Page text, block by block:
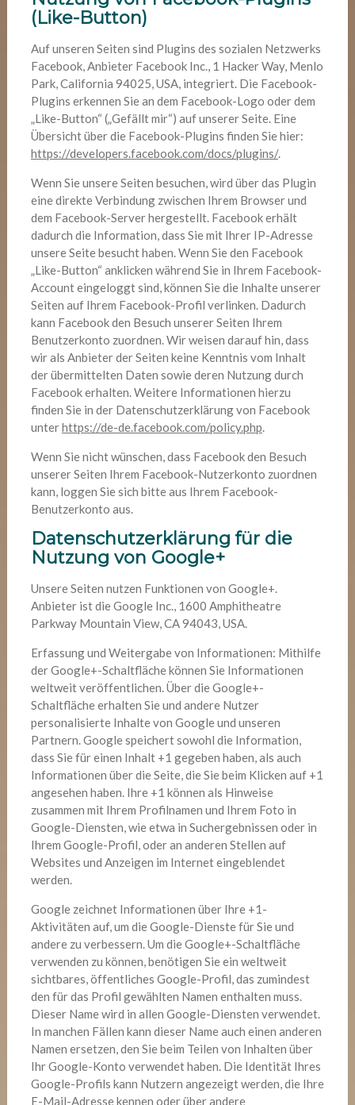
(Like-Button)
Auf unseren Seiten sind Plugins des sozialen Netzwerks
Facebook, Anbieter Facebook Inc., 1 Hacker Way, Menlo
Park, California 94025, USA, integriert. Die Facebook-
Plugins erkennen Sie an dem Facebook-Logo oder dem
„Like-Button“ („Gefällt mir“) auf unserer Seite. Eine
Übersicht über die Facebook-Plugins finden Sie hier:
https://developers.facebook.com/docs/plugins/.
Wenn Sie unsere Seiten besuchen, wird über das Plugin
eine direkte Verbindung zwischen Ihrem Browser und
dem Facebook-Server hergestellt. Facebook erhält
dadurch die Information, dass Sie mit Ihrer IP-Adresse
unsere Seite besucht haben. Wenn Sie den Facebook
„Like-Button“ anklicken während Sie in Ihrem Facebook-
Account eingeloggt sind, können Sie die Inhalte unserer
Seiten auf Ihrem Facebook-Profil verlinken. Dadurch
kann Facebook den Besuch unserer Seiten Ihrem
Benutzerkonto zuordnen. Wir weisen darauf hin, dass
wir als Anbieter der Seiten keine Kenntnis vom Inhalt
der übermittelten Daten sowie deren Nutzung durch
Facebook erhalten. Weitere Informationen hierzu
finden Sie in der Datenschutzerklärung von Facebook
unterhttps://de-de.facebook.com/policy.php
Wenn Sie nicht wünschen, dass Facebook den Besuch
unserer Seiten Ihrem Facebook-Nutzerkonto zuordnen
kann, loggen Sie sich bitte aus Ihrem Facebook-
Benutzerkonto aus.
Datenschutzerklärung für die
Nutzung von Google+
Unsere Seiten nutzen Funktionen von Google+.
Anbieter ist die Google Inc., 1600 Amphitheatre
Parkway Mountain View, CA 94043, USA.
Erfassung und Weitergabe von Informationen: Mithilfe
der Google+-Schaltfläche können Sie Informationen
weltweit veröffentlichen. Über die Google+-
Schaltfläche erhalten Sie und andere Nutzer
personalisierte Inhalte von Google und unseren
Partnern. Google speichert sowohl die Information,
dass Sie für einen Inhalt +1 gegeben haben, als auch
Informationen über die Seite, die Sie beim Klicken auf +1
angesehen haben. Ihre +1 können als Hinweise
zusammen mit Ihrem Profilnamen und Ihrem Foto in
Google-Diensten, wie etwa in Suchergebnissen oder in
Ihrem Google-Profil, oder an anderen Stellen auf
Websites und Anzeigen im Internet eingeblendet
werden.
Google zeichnet Informationen über Ihre +1-
Aktivitäten auf, um die Google-Dienste für Sie und
andere zu verbessern. Um die Google+-Schaltfläche
verwenden zu können, benötigen Sie ein weltweit
sichtbares, öffentliches Google-Profil, das zumindest
den für das Profil gewählten Namen enthalten muss.
Dieser Name wird in allen Google-Diensten verwendet.
In manchen Fällen kann dieser Name auch einen anderen
Namen ersetzen, den Sie beim Teilen von Inhalten über
Ihr Google-Konto verwendet haben. Die Identität Ihres
Google-Profils kann Nutzern angezeigt werden, die Ihre
E-Mail-Adresse kennen oder über andere